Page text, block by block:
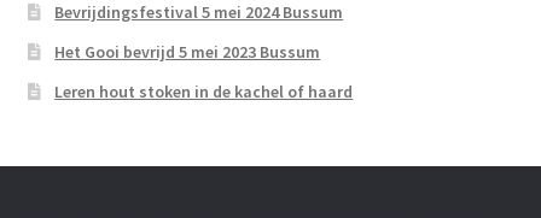
Bevrijdingsfestival 5 mei 2024 Bussum
Het Gooi bevrijd 5 mei 2023 Bussum
Leren hout stoken in de kachel of haard